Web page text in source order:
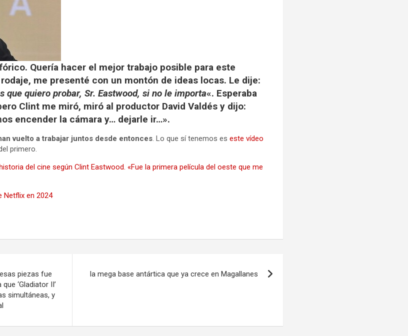
Quería hacer el mejor trabajo posible para este
me presenté con un montón de ideas locas. Le dije:
que quiero probar, Sr. Eastwood, si no le importa«. Esperaba
Clint me miró, miró al productor David Valdés y dijo:
encender la cámara y… dejarle ir…».
vuelto a trabajar juntos desde entonces. Lo que sí tenemos eseste vídeo
primero.
del cine según Clint Eastwood. «Fue la primera película del oeste que me
Netflix en 2024
piezas fue
‘Gladiator II’
simultáneas, y
la mega base antártica que ya crece en Magallanes